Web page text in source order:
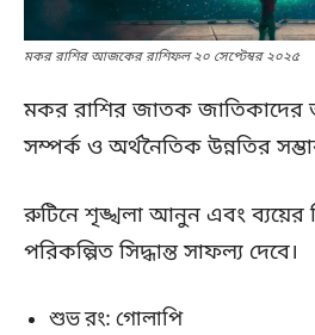
মকর রাশির আজকের রাশিফল ২০ সেপ্টেম্বর ২০২৫
মকর রাশির জাতক জাতিকাদের
সম্পর্ক ও অর্থনৈতিক উন্নতির
রুটিনে শৃঙ্খলা আনুন এবং ব্যয়ের
পরিকল্পিত সিদ্ধান্ত সাফল্য দেবে।
শুভ রং: গোলাপি